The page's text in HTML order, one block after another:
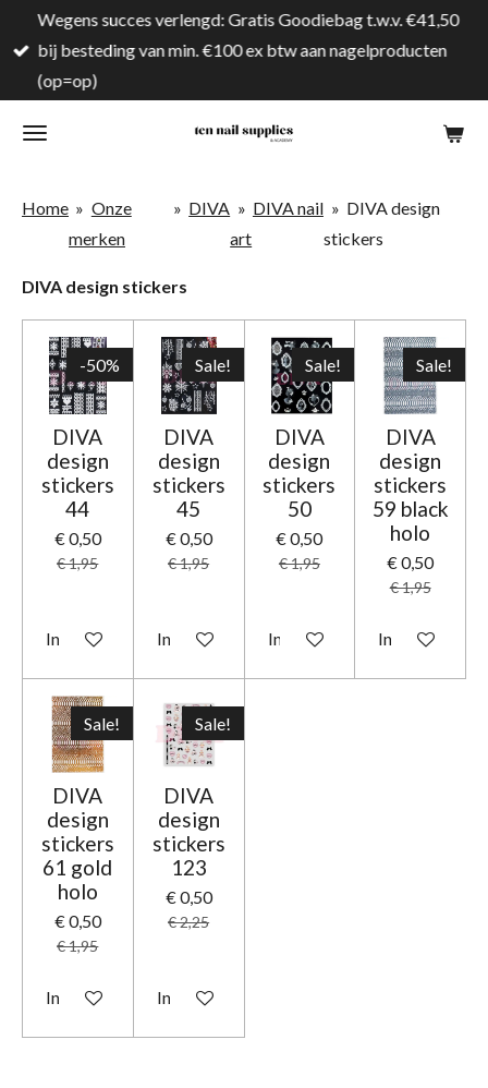
direct
naar
hoofdinhoud
Wegens succes verlengd: Gratis Goodiebag t.w.v. €41,50
bij besteding van min. €100 ex btw aan nagelproducten
(op=op)
Home » Onze
merken
» DIVA » DIVA nail
art
» DIVA design
stickers
DIVA design stickers
-50%
DIVA
design
stickers
44
€ 0,50
€ 1,95
In winkelwagen
Sale!
DIVA
design
stickers
45
€ 0,50
€ 1,95
In winkelwagen
Sale!
DIVA
design
stickers
50
€ 0,50
€ 1,95
In winkelwagen
Sale!
DIVA
design
stickers
59 black
holo
€ 0,50
€ 1,95
In
Sale!
DIVA
design
stickers
61 gold
holo
€ 0,50
€ 1,95
In winkelwagen
Sale!
DIVA
design
stickers
123
€ 0,50
€ 2,25
In winkelwagen